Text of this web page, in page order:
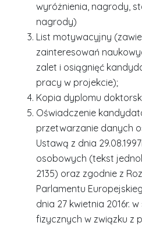
wyróżnienia, nagrody,
nagrody)
List motywacyjny
zainteresowań
zalet i osiągnięć
pracy w projekcie);
Kopia dyplomu
Oświadczenie
przetwarzanie danych
Ustawą z dnia
osobowych (tekst
2135) oraz zgodnie z
Parlamentu
dnia 27 kwietnia 2016r.
fizycznych w związku z